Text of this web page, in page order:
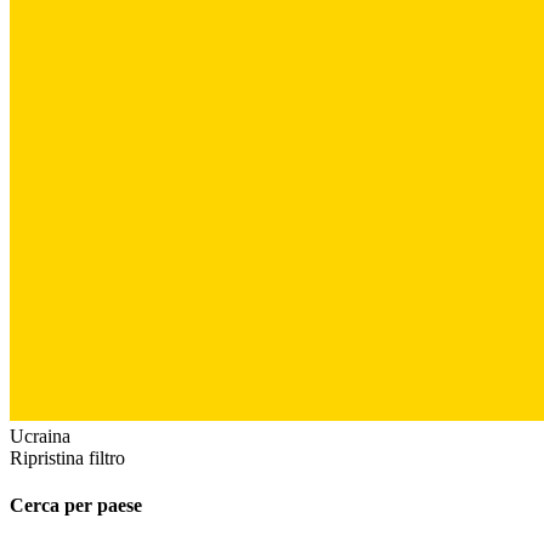
Ucraina
Ripristina filtro
Cerca per paese